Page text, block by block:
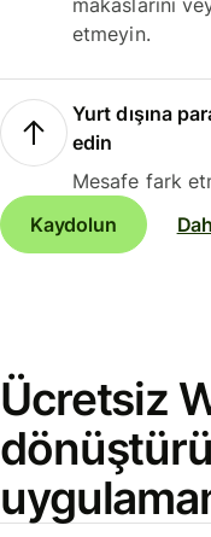
makaslarını
etmeyin.
Yurt dışına
edin
Mesafe fark
Kaydolun
Ücretsiz